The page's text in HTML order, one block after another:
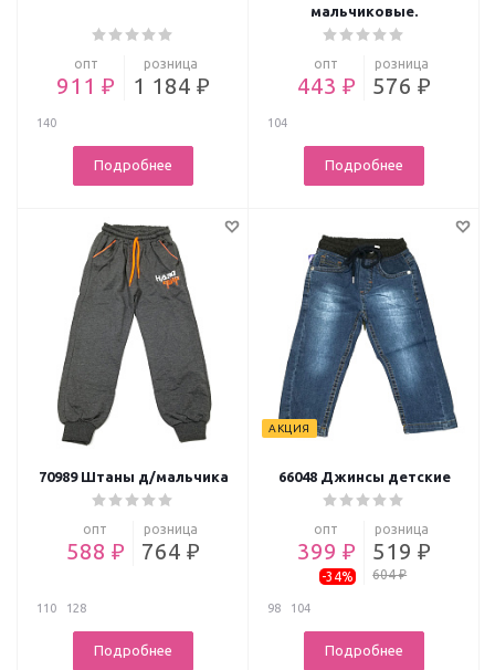
опт
911 ₽
розница
1 184 ₽
140
Подробнее
мальчиковые.
опт
443 ₽
розница
576 ₽
104
Подробнее
70989 Штаны д/мальчика
опт
588 ₽
розница
764 ₽
110 128
Подробнее
АКЦИЯ
66048 Джинсы детские
опт
399 ₽
-34%
розница
519 ₽
604 ₽
98 104
Подробнее